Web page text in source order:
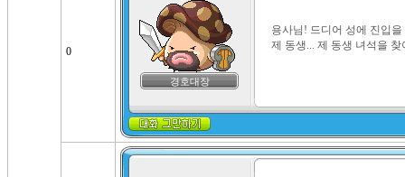
0
경호대장
용사님! 드디어 성에 진입
제 동생... 제 동생 녀석을 찾